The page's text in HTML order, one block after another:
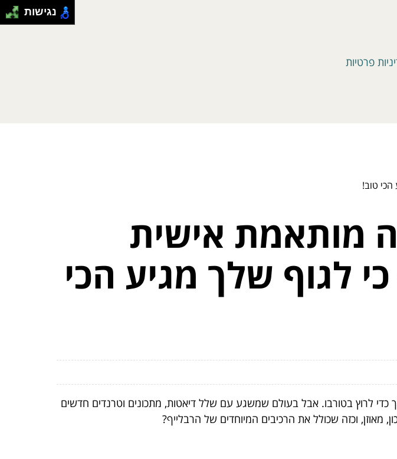
פרטיות
הכי טוב!
מותאמת אישית
לגוף שלך מגיע הכי
לרוץ בטורבו. אבל בעולם שמשגע עם שלל דיאטות, מתכונים וטרנדים חדשים
מאוזן, וכזה שכולל את הרכיבים המיוחדים של הרבלייף?
נגישות